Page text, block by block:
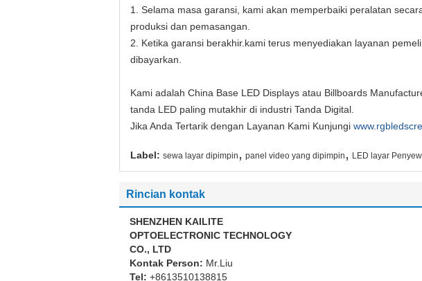
1. Selama masa garansi, kami akan memperbaiki peralatan
produksi dan pemasangan.
2. Ketika garansi berakhir.kami terus menyediakan layanan
dibayarkan.
Kami adalah China Base LED Displays atau Billboards
tanda LED paling mutakhir di industri Tanda Digital.
Jika Anda Tertarik dengan Layanan Kami Kunjungi
Label: sewa layar dipimpin , panel video yang dipimpin , LED layar
Rincian kontak
SHENZHEN KAILITE
OPTOELECTRONIC TECHNOLOGY
CO., LTD
Kontak Person: Mr.Liu
Tel: +8613510138815